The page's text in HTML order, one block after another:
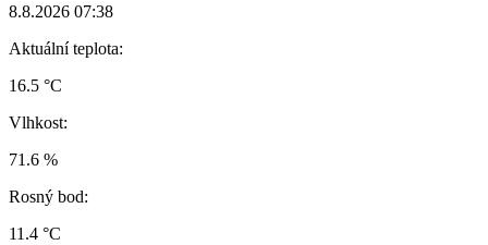
8.8.2026 07:38
Aktuální teplota:
16.5 °C
Vlhkost:
71.6 %
Rosný bod:
11.4 °C